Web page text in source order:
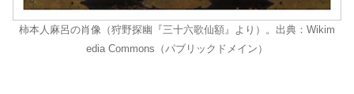
柿本人麻呂の肖像（狩野探幽『三十六歌仙額』より）。出典：Wikim
edia Commons（パブリックドメイン）